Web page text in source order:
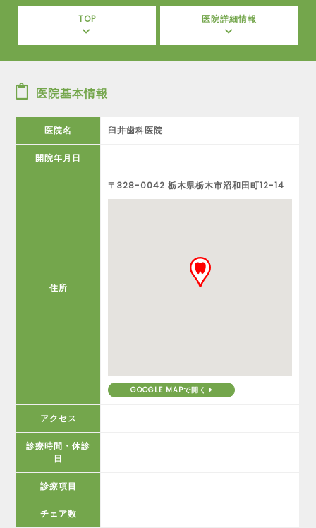
TOP 医院詳細情報
医院基本情報
医院名 臼井歯科医院
開院年月日
住所
〒328-0042 栃木県栃木市沼和田町12-14
GOOGLE MAPで開く
アクセス
診療時間・休診
日
診療項目
チェア数